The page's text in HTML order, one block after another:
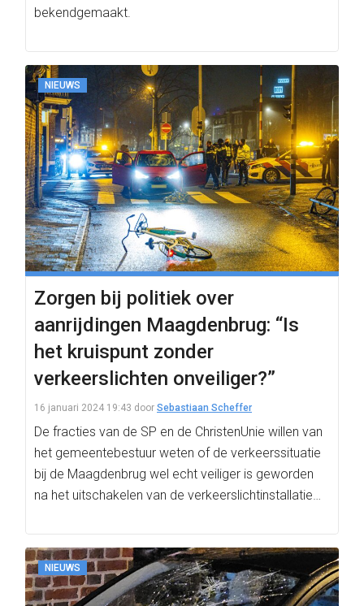
bekendgemaakt.
NIEUWS
Zorgen bij politiek over
aanrijdingen Maagdenbrug: “Is
het kruispunt zonder
verkeerslichten onveiliger?”
16 januari 2024 19:43 door Sebastiaan Scheffer
De fracties van de SP en de ChristenUnie willen van
het gemeentebestuur weten of de verkeerssituatie
bij de Maagdenbrug wel echt veiliger is geworden
na het uitschakelen van de verkeerslichtinstallatie…
NIEUWS